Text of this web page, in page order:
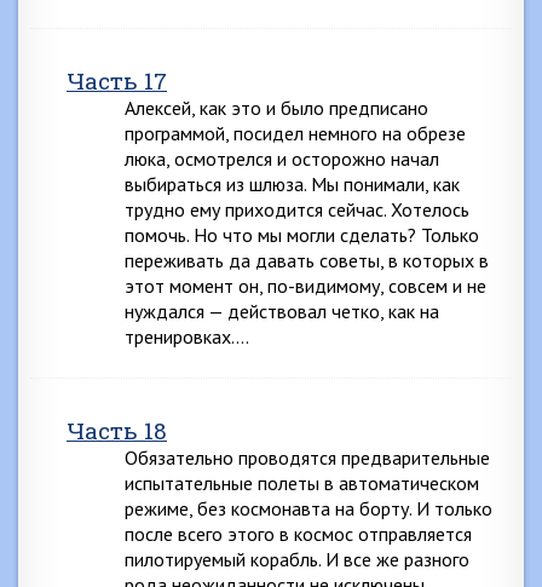
Часть 17
Алексей, как это и было предписано
программой, посидел немного на обрезе
люка, осмотрелся и осторожно начал
выбираться из шлюза. Мы понимали, как
трудно ему приходится сейчас. Хотелось
помочь. Но что мы могли сделать? Только
переживать да давать советы, в которых в
этот момент он, по-видимому, совсем и не
нуждался — действовал четко, как на
тренировках….
Часть 18
Обязательно проводятся предварительные
испытательные полеты в автоматическом
режиме, без космонавта на борту. И только
после всего этого в космос отправляется
пилотируемый корабль. И все же разного